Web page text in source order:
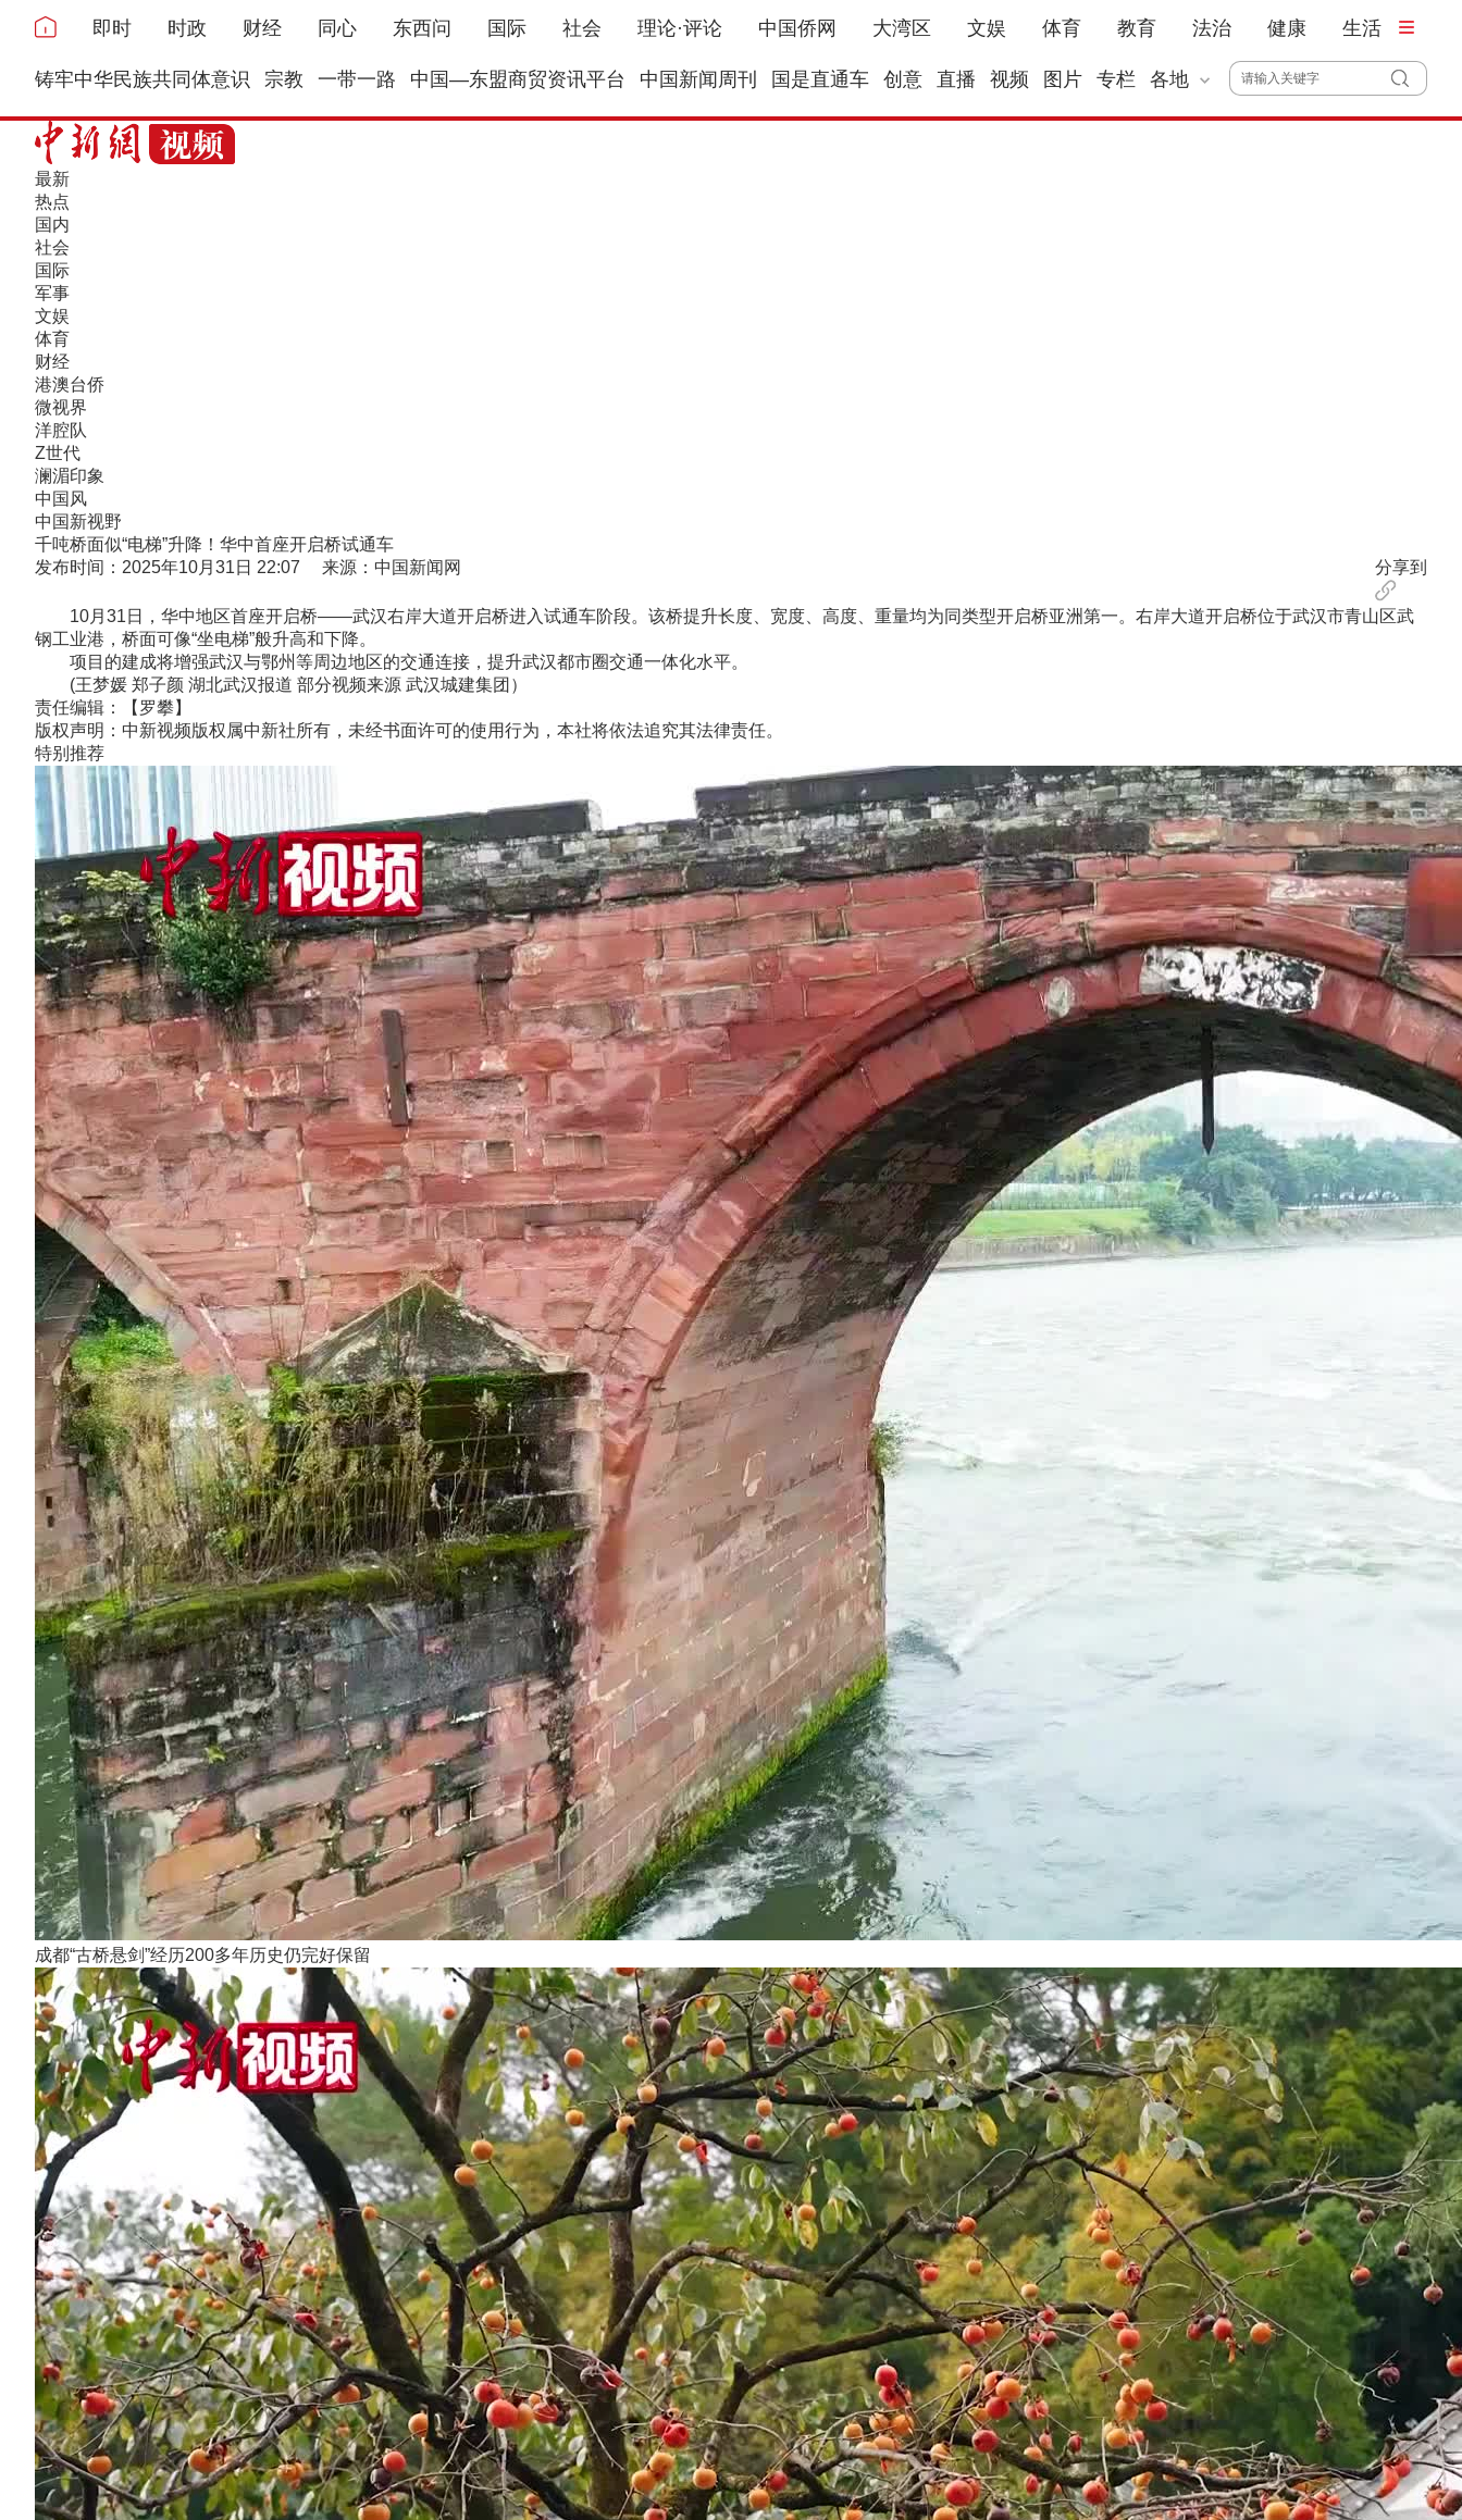
即时 时政 财经 同心 东西问 国际 社会 理论·评论 中国侨网 大湾区 文娱 体育 教育 法治 健康 生活
铸牢中华民族共同体意识 宗教 一带一路 中国—东盟商贸资讯平台 中国新闻周刊 国是直通车 创意 直播 视频 图片 专栏 各地
最新
热点
国内
社会
国际
军事
文娱
体育
财经
港澳台侨
微视界
洋腔队
Z世代
澜湄印象
中国风
中国新视野
千吨桥面似“电梯”升降！华中首座开启桥试通车
发布时间：2025年10月31日 22:07 来源：中国新闻网
分享到
10月31日，华中地区首座开启桥——武汉右岸大道开启桥进入试通车阶段。该桥提升长度、宽度、高度、重量均为同类型开启桥亚洲第一。右岸大道开启桥位于武汉市青山区武
钢工业港，桥面可像“坐电梯”般升高和下降。
项目的建成将增强武汉与鄂州等周边地区的交通连接，提升武汉都市圈交通一体化水平。
(王梦媛 郑子颜 湖北武汉报道 部分视频来源 武汉城建集团）
责任编辑：【罗攀】
版权声明：中新视频版权属中新社所有，未经书面许可的使用行为，本社将依法追究其法律责任。
特别推荐
成都“古桥悬剑”经历200多年历史仍完好保留